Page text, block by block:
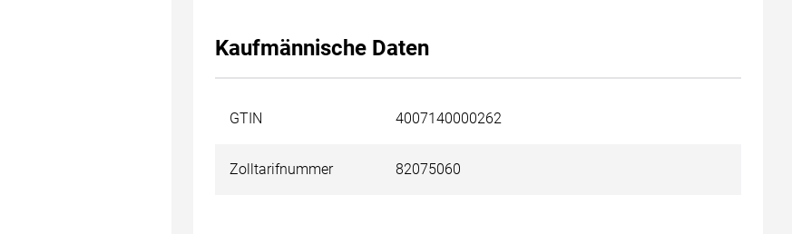
Kaufmännische Daten
GTIN 4007140000262
Zolltarifnummer 82075060